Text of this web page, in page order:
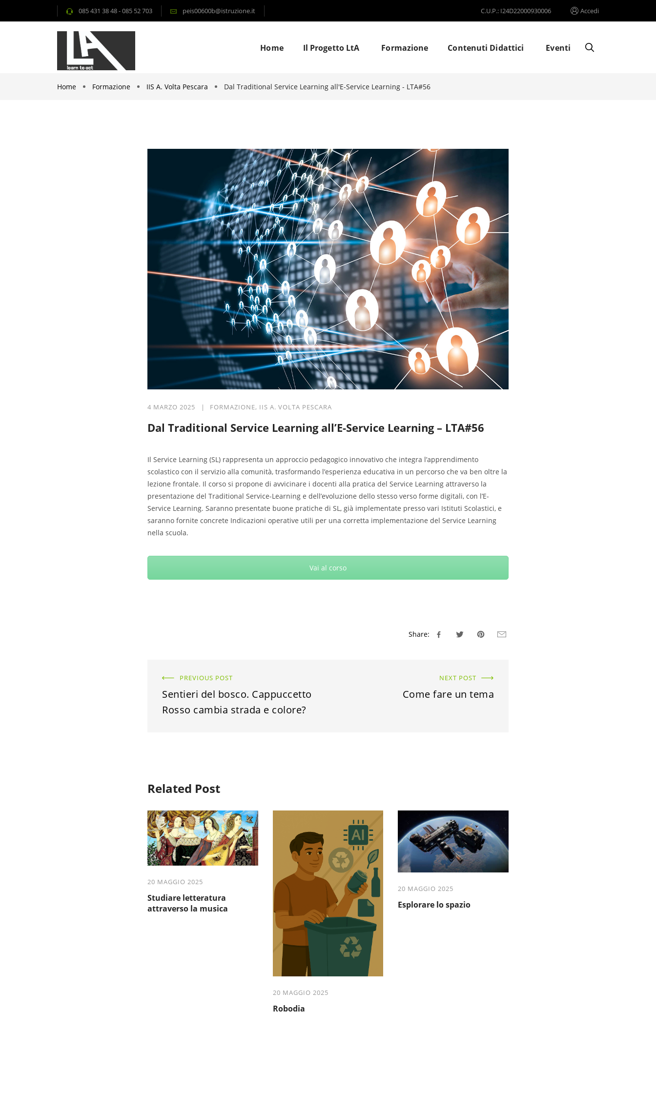
085 431 38 48 - 085 52 703 peis00600b@istruzione.it C.U.P.: I24D22000930006 Accedi
Home Il Progetto LtA Formazione Contenuti Didattici Eventi
Home Formazione IIS A. Volta Pescara Dal Traditional Service Learning all'E-Service Learning - LTA#56
4 MARZO 2025 | FORMAZIONE, IIS A. VOLTA PESCARA
Dal Traditional Service Learning all’E-Service Learning – LTA#56
Il Service Learning (SL) rappresenta un approccio pedagogico innovativo che integra l’apprendimento
scolastico con il servizio alla comunità, trasformando l’esperienza educativa in un percorso che va ben oltre la
lezione frontale. Il corso si propone di avvicinare i docenti alla pratica del Service Learning attraverso la
presentazione del Traditional Service-Learning e dell’evoluzione dello stesso verso forme digitali, con l’E-
Service Learning. Saranno presentate buone pratiche di SL, già implementate presso vari Istituti Scolastici, e
saranno fornite concrete Indicazioni operative utili per una corretta implementazione del Service Learning
nella scuola.
Vai al corso
Share:
PREVIOUS POST
Sentieri del bosco. Cappuccetto
Rosso cambia strada e colore?
NEXT POST
Come fare un tema
Related Post
20 MAGGIO 2025
Studiare letteratura
attraverso la musica
20 MAGGIO 2025
Robodia
20 MAGGIO 2025
Esplorare lo spazio